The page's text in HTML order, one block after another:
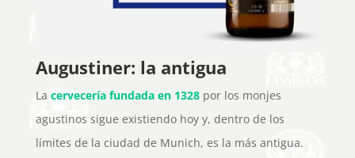
Augustiner: la antigua
La cervecería fundada en 1328por los monjes
agustinos sigue existiendo hoy y, dentro de los
límites de la ciudad de Munich, es la más antigua.